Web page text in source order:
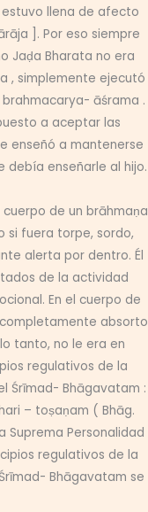
llena de afecto
]. Por eso siempre
Jaḍa Bharata no era
, simplemente ejecutó
āśrama .
a aceptar las
enseñó a mantenerse
debía enseñarle al hijo.
de un brāhmaṇa
si fuera torpe, sordo,
alerta por dentro. Él
de la actividad
En el cuerpo de
absorto
tanto, no le era en
regulativos de la
Śrīmad- Bhāgavatam :
– toṣaṇam ( Bhāg.
Suprema Personalidad
regulativos de la
Bhāgavatam se